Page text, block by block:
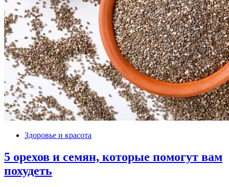
Здоровье и красота
5 орехов и семян, которые помогут вам
похудеть